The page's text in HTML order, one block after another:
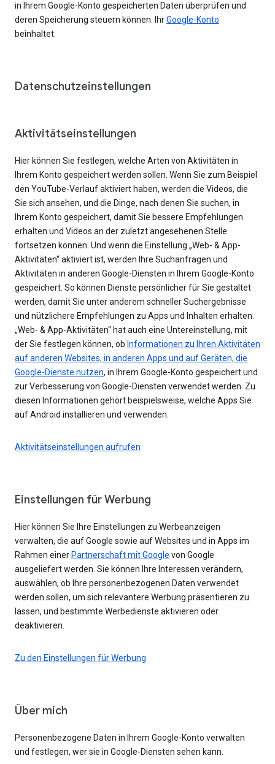
in Ihrem Google-Konto gespeicherten Daten überprüfen und
deren Speicherung steuern können. IhrGoogle-Konto
beinhaltet:
Datenschutzeinstellungen
Aktivitätseinstellungen
Hier können Sie festlegen, welche Arten von Aktivitäten in
Ihrem Konto gespeichert werden sollen. Wenn Sie zum Beispiel
den YouTube-Verlauf aktiviert haben, werden die Videos, die
Sie sich ansehen, und die Dinge, nach denen Sie suchen, in
Ihrem Konto gespeichert, damit Sie bessere Empfehlungen
erhalten und Videos an der zuletzt angesehenen Stelle
fortsetzen können. Und wenn die Einstellung „Web- & App-
Aktivitäten“ aktiviert ist, werden Ihre Suchanfragen und
Aktivitäten in anderen Google-Diensten in Ihrem Google-Konto
gespeichert. So können Dienste persönlicher für Sie gestaltet
werden, damit Sie unter anderem schneller Suchergebnisse
und nützlichere Empfehlungen zu Apps und Inhalten erhalten.
„Web- & App-Aktivitäten“ hat auch eine Untereinstellung, mit
der Sie festlegen können, ob Informationen zu Ihren Aktivitäten
auf anderen Websites, in anderen Apps und auf Geräten, die
Google-Dienste nutzen, in Ihrem Google-Konto gespeichert und
zur Verbesserung von Google-Diensten verwendet werden. Zu
diesen Informationen gehört beispielsweise, welche Apps Sie
auf Android installieren und verwenden.
Aktivitätseinstellungen aufrufen
Einstellungen für Werbung
Hier können Sie Ihre Einstellungen zu Werbeanzeigen
verwalten, die auf Google sowie auf Websites und in Apps im
Rahmen einer Partnerschaft mit Google von Google
ausgeliefert werden. Sie können Ihre Interessen verändern,
auswählen, ob Ihre personenbezogenen Daten verwendet
werden sollen, um sich relevantere Werbung präsentieren zu
lassen, und bestimmte Werbedienste aktivieren oder
deaktivieren.
Zu den Einstellungen für Werbung
Über mich
Personenbezogene Daten in Ihrem Google-Konto verwalten
und festlegen, wer sie in Google-Diensten sehen kann.